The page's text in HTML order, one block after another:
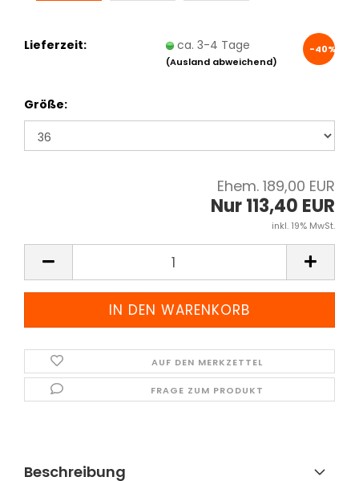
-40%
Lieferzeit: ca. 3-4 Tage
(Ausland abweichend)
Größe:
Ehem. 189,00 EUR
Nur 113,40 EUR
inkl. 19% MwSt.
AUF DEN MERKZETTEL
FRAGE ZUM PRODUKT
Beschreibung